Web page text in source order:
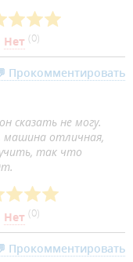
Нет (0)
Прокомментировать
сказать не могу.
машина отличная,
так что
Нет (0)
Прокомментировать